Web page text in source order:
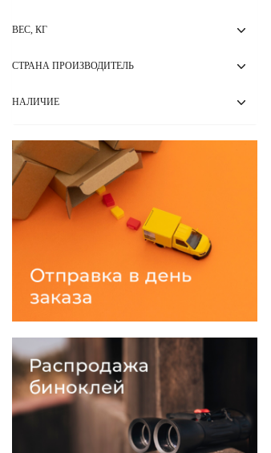
ВЕС, КГ
СТРАНА ПРОИЗВОДИТЕЛЬ
НАЛИЧИЕ